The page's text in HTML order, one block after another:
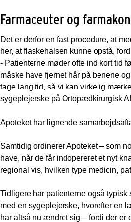
Farmaceuter og
Det er derfor en fast procedure, at
her, at flaskehalsen kunne opstå,
- Patienterne møder ofte ind kort tid
måske have fjernet hår på benene
tage lang tid, så vi kan virkelig
sygeplejerske på Ortopædkirurgisk
Apoteket har lignende
Samtidig ordinerer Apoteket – som
have, når de får indopereret et nyt
regional vis, hvilken type medicin,
Tidligere har patienterne også
med en sygeplejerske, hvorefter en
har altså nu ændret sig – fordi der er